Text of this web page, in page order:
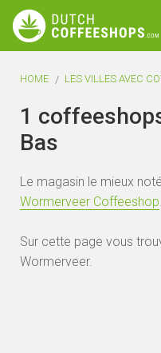
HOME LES VILLES AVEC
1
Bas
Le magasin le mieux
Wormerveer Coffeeshop.
Sur cette page vous
Wormerveer.